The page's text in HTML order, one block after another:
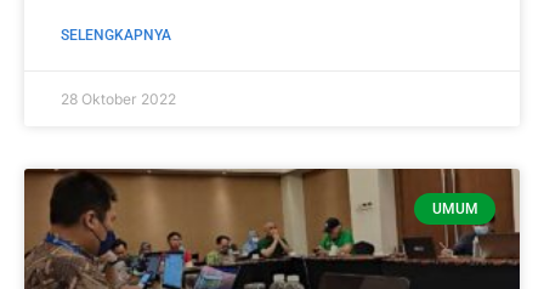
SELENGKAPNYA
28 Oktober 2022
UMUM